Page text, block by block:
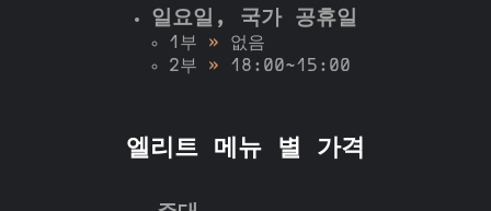
일요일, 국가 공휴일
1부 » 없음
2부 » 18:00~15:00
엘리트 메뉴 별 가격